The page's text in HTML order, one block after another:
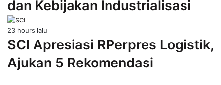
dan Kebijakan Industrialisasi
23 hours lalu
SCI Apresiasi RPerpres Logistik,
Ajukan 5 Rekomendasi